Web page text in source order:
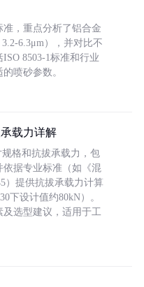
，重点分析了铝合金
6.3μm），并对比不
8503-1标准和行业
喷砂参数。
载力详解
格和抗拔承载力，包
据专业标准（如《混
）提供抗拔承载力计算
下设计值约80kN）。
选型建议，适用于工